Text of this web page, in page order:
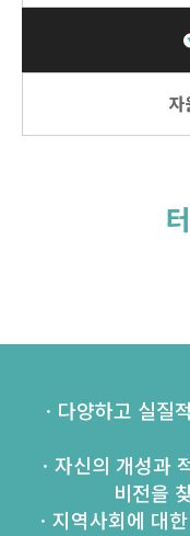
자
ㆍ다양하고 실질
ㆍ자신의 개성과
비전을
ㆍ지역사회에 대